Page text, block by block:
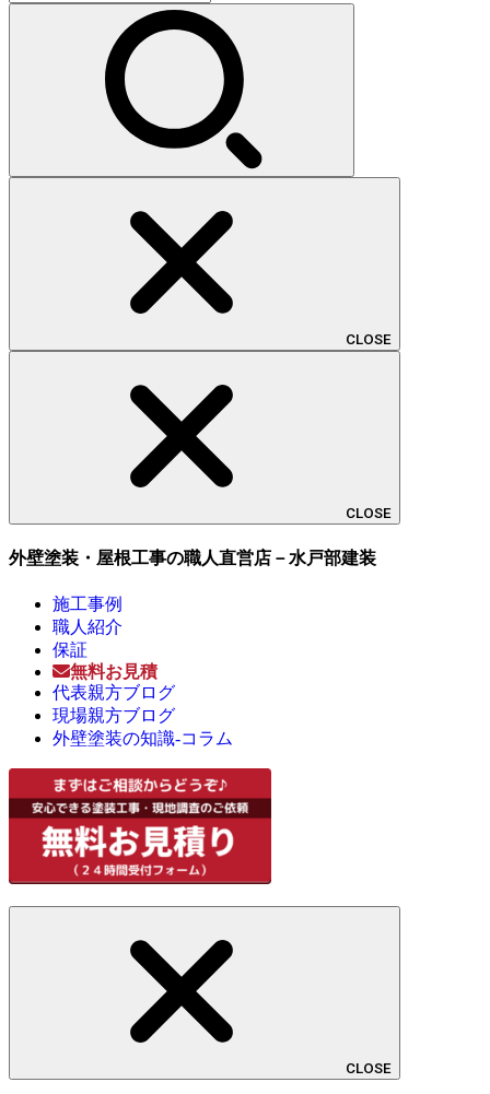
索:
CLOSE
CLOSE
外壁塗装・屋根工事の職人直営店－水戸部建装
施工事例
職人紹介
保証
無料お見積
代表親方ブログ
現場親方ブログ
外壁塗装の知識-コラム
CLOSE